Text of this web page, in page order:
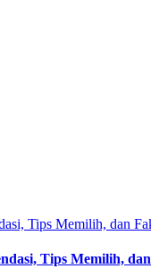
Tips Memilih,